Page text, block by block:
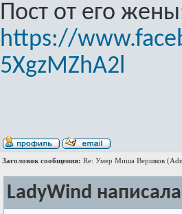
Пост от его
https://
5XgzMZhA2l
Заголовок сообщения: Re: Умер Миша Вершков
LadyWind